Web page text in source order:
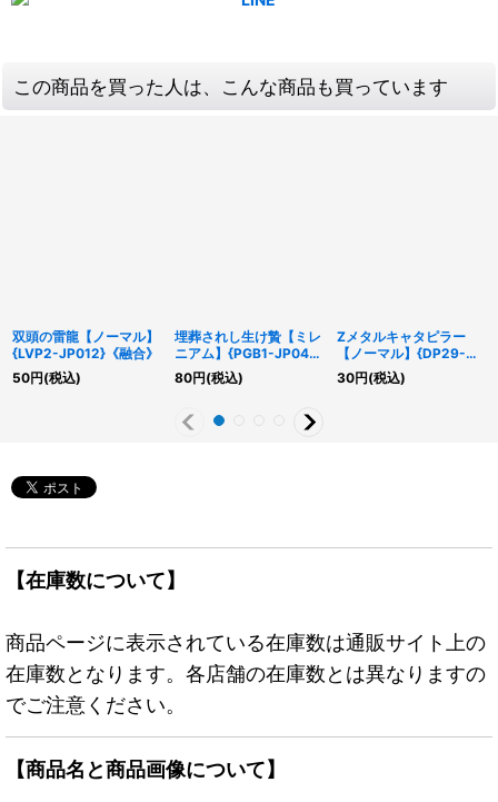
この商品を買った人は、こんな商品も買っています
双頭の雷龍【ノーマル】
{LVP2-JP012}《融合》
50円(税込)
埋葬されし生け贄【ミレ
ニアム】{PGB1-JP043}
《魔法》
80円(税込)
Zメタルキャタピラー
【ノーマル】{DP29-
JP028}《モンスター》
30円(税込)
【在庫数について】
商品ページに表示されている在庫数は通販サイト上の
在庫数となります。各店舗の在庫数とは異なりますの
でご注意ください。
【商品名と商品画像について】